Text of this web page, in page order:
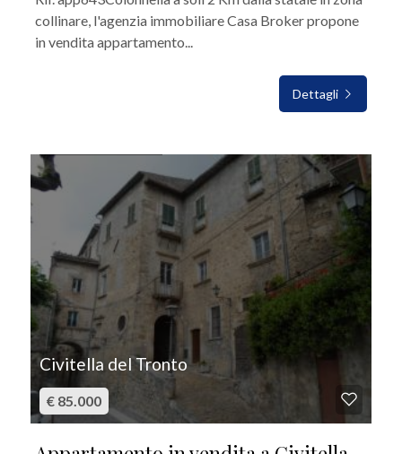
collinare, l'agenzia immobiliare Casa Broker propone
in vendita appartamento...
Dettagli
Civitella del Tronto
€ 85.000